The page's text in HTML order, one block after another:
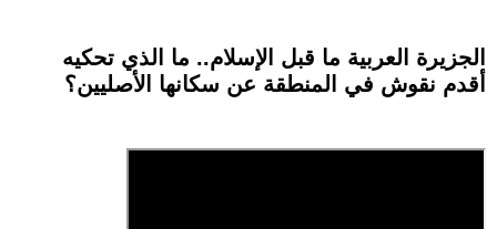
الجزيرة العربية ما قبل الإسلام.. ما الذي تحكيه
أقدم نقوش في المنطقة عن سكانها الأصليين؟